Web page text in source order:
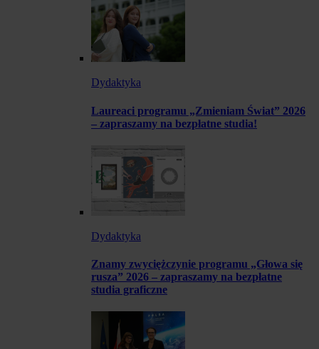
Dydaktyka
Laureaci programu „Zmieniam Świat” 2026
– zapraszamy na bezpłatne studia!
Dydaktyka
Znamy zwyciężczynie programu „Głowa się
rusza” 2026 – zapraszamy na bezpłatne
studia graficzne